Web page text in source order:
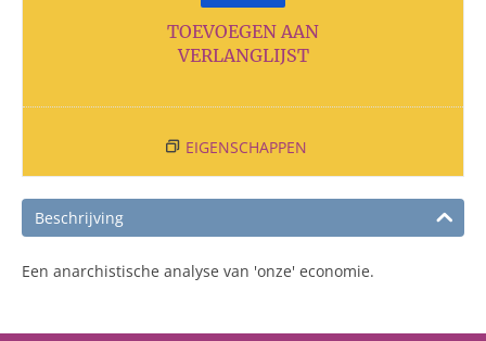
TOEVOEGEN AAN
VERLANGLIJST
EIGENSCHAPPEN
Beschrijving
Een anarchistische analyse van 'onze' economie.